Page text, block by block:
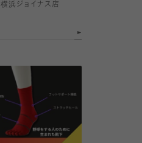
横浜ジョイナス店